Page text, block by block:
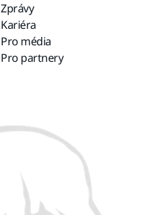
Zprávy
Kariéra
Pro média
Pro partnery